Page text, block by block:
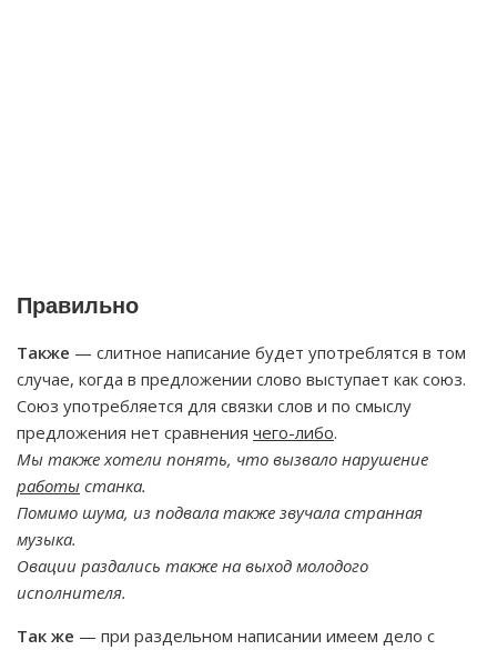
Правильно
Также — слитное написание будет употреблятся в том
случае, когда в предложении слово выступает как союз.
Союз употребляется для связки слов и по смыслу
предложения нет сравнения чего-либо.
Мы также хотели понять, что вызвало нарушение
работы станка.
Помимо шума, из подвала также звучала странная
музыка.
Овации раздались также на выход молодого
исполнителя.
Так же — при раздельном написании имеем дело с